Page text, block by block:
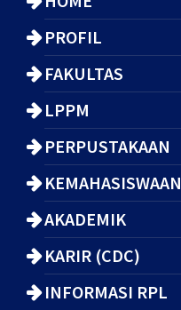
PROFIL
FAKULTAS
LPPM
PERPUSTAKAAN
KEMAHASISWAAN
AKADEMIK
KARIR (CDC)
INFORMASI RPL